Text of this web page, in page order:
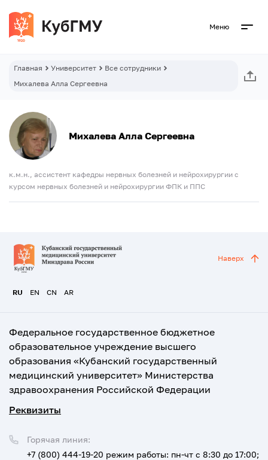
Меню
Главная Университет
Все сотрудники
Михалева Алла Сергеевна
Михалева Алла Сергеевна
к.м.н., ассистент кафедры нервных болезней и нейрохирургии с
курсом нервных болезней и нейрохирургии ФПК и ППС
RU EN CN AR
Наверх
Федеральное государственное бюджетное
образовательное учреждение высшего
образования «Кубанский государственный
медицинский университет» Министерства
здравоохранения Российской Федерации
Реквизиты
Горячая линия:
+7 (800) 444-19-20 режим работы: пн-чт с 8:30 до 17:00;